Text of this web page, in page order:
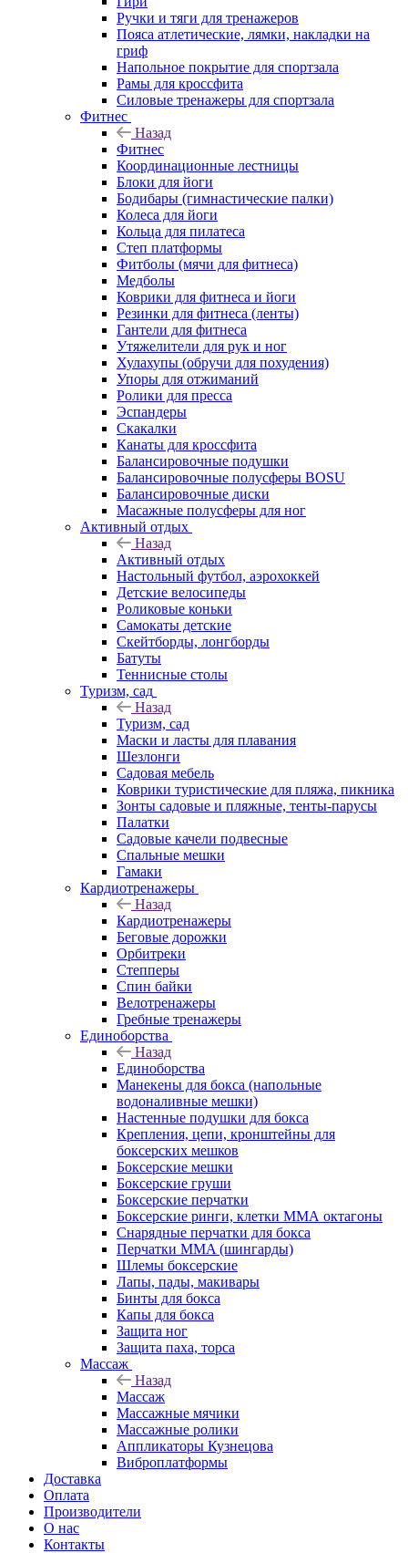
Ручки и тяги для тренажеров
Пояса атлетические, лямки, накладки на
гриф
Напольное покрытие для спортзала
Рамы для кроссфита
Силовые тренажеры для спортзала
Фитнес
Назад
Фитнес
Координационные лестницы
Блоки для йоги
Бодибары (гимнастические палки)
Колеса для йоги
Кольца для пилатеса
Степ платформы
Фитболы (мячи для фитнеса)
Медболы
Коврики для фитнеса и йоги
Резинки для фитнеса (ленты)
Гантели для фитнеса
Утяжелители для рук и ног
Хулахупы (обручи для похудения)
Упоры для отжиманий
Ролики для пресса
Эспандеры
Скакалки
Канаты для кроссфита
Балансировочные подушки
Балансировочные полусферы BOSU
Балансировочные диски
Масажные полусферы для ног
Активный отдых
Назад
Активный отдых
Настольный футбол, аэрохоккей
Детские велосипеды
Роликовые коньки
Самокаты детские
Скейтборды, лонгборды
Батуты
Теннисные столы
Туризм, сад
Назад
Туризм, сад
Маски и ласты для плавания
Шезлонги
Садовая мебель
Коврики туристические для пляжа, пикника
Зонты садовые и пляжные, тенты-парусы
Палатки
Садовые качели подвесные
Спальные мешки
Гамаки
Кардиотренажеры
Назад
Кардиотренажеры
Беговые дорожки
Орбитреки
Степперы
Спин байки
Велотренажеры
Гребные тренажеры
Единоборства
Назад
Единоборства
Манекены для бокса (напольные
водоналивные мешки)
Настенные подушки для бокса
Крепления, цепи, кронштейны для
боксерских мешков
Боксерские мешки
Боксерские груши
Боксерские перчатки
Боксерские ринги, клетки ММА октагоны
Снарядные перчатки для бокса
Перчатки MMA (шингарды)
Шлемы боксерские
Лапы, пады, макивары
Бинты для бокса
Капы для бокса
Защита ног
Защита паха, торса
Массаж
Назад
Массаж
Массажные мячики
Массажные ролики
Аппликаторы Кузнецова
Виброплатформы
Доставка
Оплата
Производители
О нас
Контакты